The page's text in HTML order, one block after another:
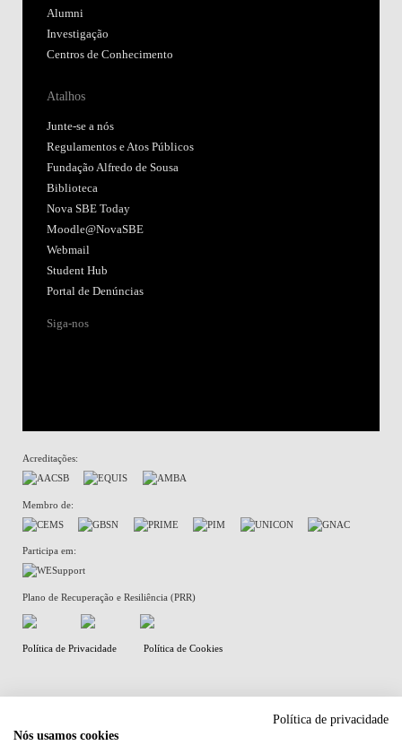
Alumni
Investigação
Centros de Conhecimento
Atalhos
Junte-se a nós
Regulamentos e Atos Públicos
Fundação Alfredo de Sousa
Biblioteca
Nova SBE Today
Moodle@NovaSBE
Webmail
Student Hub
Portal de Denúncias
Siga-nos
Acreditações:
Membro de:
Participa em:
Plano de Recuperação e Resiliência (PRR)
Política de Privacidade Política de Cookies
Política de privacidade
Nós usamos cookies